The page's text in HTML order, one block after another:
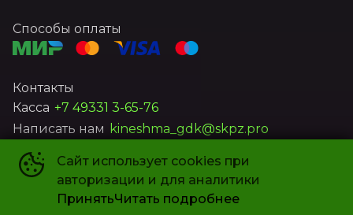
Сайт использует cookies при
авторизации и для аналитики
ПринятьЧитать подробнее
Способы оплаты
Контакты
Касса +7 49331 3-65-76
Написать нам kineshma_gdk@skpz.pro
МУ «Городской Дом культуры»© 2026
Powered byp24.app